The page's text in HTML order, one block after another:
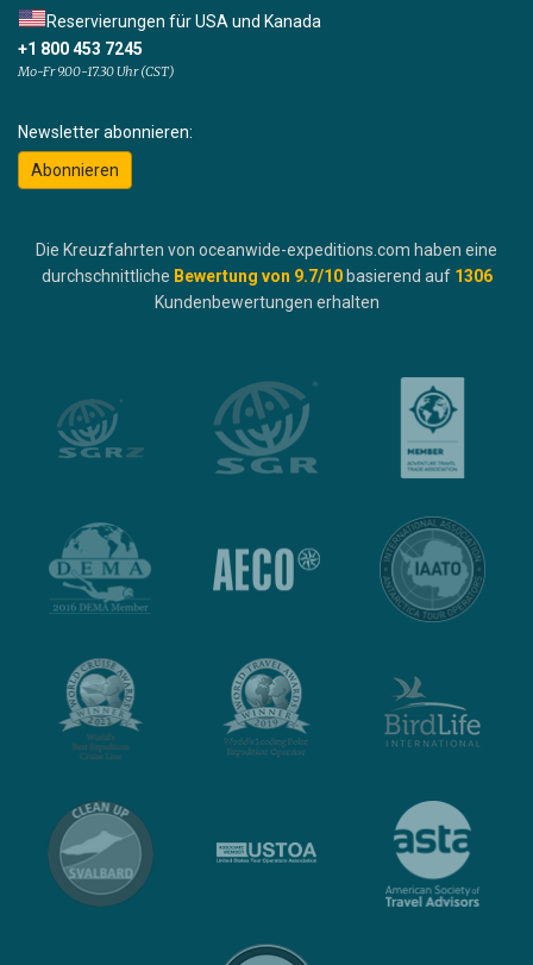
Reservierungen für USA und Kanada
+1 800 453 7245
Mo-Fr 9.00-17.30 Uhr (CST)
Newsletter abonnieren:
Abonnieren
Die Kreuzfahrten von oceanwide-expeditions.com haben eine
durchschnittliche Bewertung von 9.7/10 basierend auf 1306
Kundenbewertungen erhalten